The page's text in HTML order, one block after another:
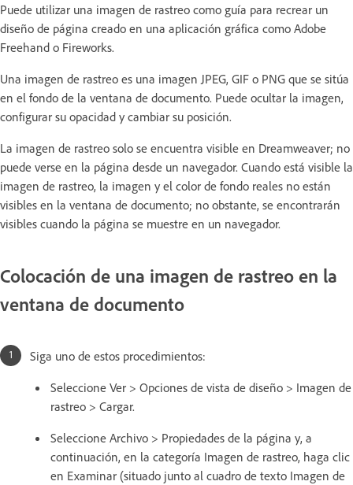
Puede utilizar una imagen de rastreo como guía para recrear un
diseño de página creado en una aplicación gráfica como Adobe
Freehand o Fireworks.
Una imagen de rastreo es una imagen JPEG, GIF o PNG que se sitúa
en el fondo de la ventana de documento. Puede ocultar la imagen,
configurar su opacidad y cambiar su posición.
La imagen de rastreo solo se encuentra visible en Dreamweaver; no
puede verse en la página desde un navegador. Cuando está visible la
imagen de rastreo, la imagen y el color de fondo reales no están
visibles en la ventana de documento; no obstante, se encontrarán
visibles cuando la página se muestre en un navegador.
Colocación de una imagen de rastreo en la
ventana de documento
Siga uno de estos procedimientos:
Seleccione Ver > Opciones de vista de diseño > Imagen de
rastreo > Cargar.
Seleccione Archivo > Propiedades de la página y, a
continuación, en la categoría Imagen de rastreo, haga clic
en Examinar (situado junto al cuadro de texto Imagen de